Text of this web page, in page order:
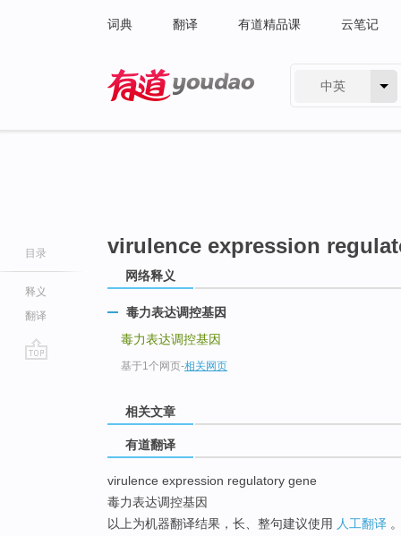
词典 翻译 有道精品课 云笔记
中英
目录
释义
翻译
virulence expression
网络释义
毒力表达调控基因
毒力表达调控基因
基于1个网页-相关网页
相关文章
有道翻译
virulence expression regulatory gene
毒力表达调控基因
以上为机器翻译结果，长、整句建议使用 人工翻译